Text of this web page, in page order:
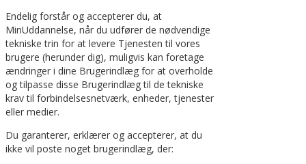
Endelig forstår og accepterer du, at
MinUddannelse, når du udfører de nødvendige
tekniske trin for at levere Tjenesten til vores
brugere (herunder dig), muligvis kan foretage
ændringer i dine Brugerindlæg for at overholde
og tilpasse disse Brugerindlæg til de tekniske
krav til forbindelsesnetværk, enheder, tjenester
eller medier.
Du garanterer, erklærer og accepterer, at du
ikke vil poste noget brugerindlæg, der: